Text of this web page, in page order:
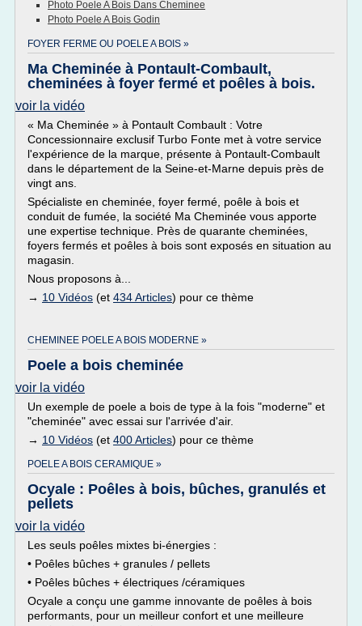
Photo Poele A Bois Dans Cheminee
Photo Poele A Bois Godin
FOYER FERME OU POELE A BOIS »
Ma Cheminée à Pontault-Combault,
cheminées à foyer fermé et poêles à bois.
voir la vidéo
« Ma Cheminée » à Pontault Combault : Votre
Concessionnaire exclusif Turbo Fonte met à votre service
l'expérience de la marque, présente à Pontault-Combault
dans le département de la Seine-et-Marne depuis près de
vingt ans.
Spécialiste en cheminée, foyer fermé, poêle à bois et
conduit de fumée, la société Ma Cheminée vous apporte
une expertise technique. Près de quarante cheminées,
foyers fermés et poêles à bois sont exposés en situation au
magasin.
Nous proposons à...
→ 10 Vidéos (et 434 Articles) pour ce thème
CHEMINEE POELE A BOIS MODERNE »
Poele a bois cheminée
voir la vidéo
Un exemple de poele a bois de type à la fois "moderne" et
"cheminée" avec essai sur l'arrivée d'air.
→ 10 Vidéos (et 400 Articles) pour ce thème
POELE A BOIS CERAMIQUE »
Ocyale : Poêles à bois, bûches, granulés et
pellets
voir la vidéo
Les seuls poêles mixtes bi-énergies :
• Poêles bûches + granules / pellets
• Poêles bûches + électriques /céramiques
Ocyale a conçu une gamme innovante de poêles à bois
performants, pour un meilleur confort et une meilleure